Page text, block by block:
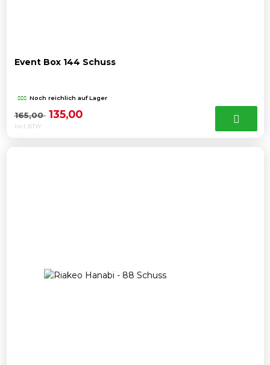
Event Box 144 Schuss
Noch reichlich auf Lager
165,00 Ursprünglicher
135,00
Incl. BTW